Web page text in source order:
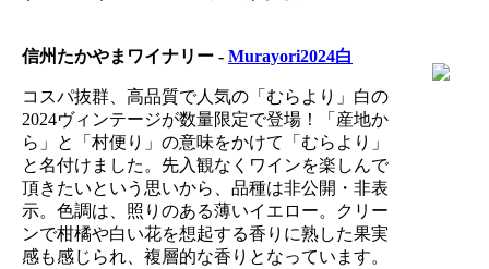
信州たかやまワイナリー - Murayori2024白
コスパ抜群、高品質で人気の「むらより」白の
2024ヴィンテージが数量限定で登場！「産地か
ら」と「村便り」の意味をかけて「むらより」
と名付けました。先入観なくワインを楽しんで
頂きたいという思いから、品種は非公開・非表
示。色調は、照りのある薄いイエロー。クリー
ンで柑橘や白い花を想起する香りに熟した果実
感も感じられ、複層的な香りとなっています。